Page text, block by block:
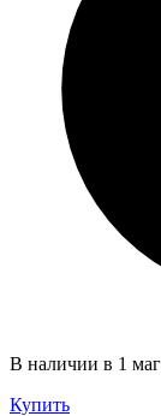
В наличии в 1
Купить